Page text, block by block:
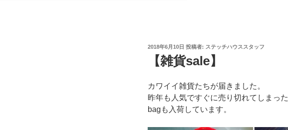
投
2018年6月10日 投稿者: ステッチハウススタッフ
【雑貨sale】
カワイイ雑貨たちが届きました。
昨年も人気ですぐに売り切れてしまった
bagも入荷しています。